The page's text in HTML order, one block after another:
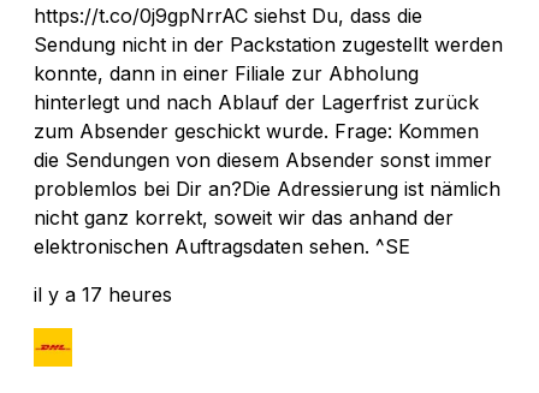
https://t.co/0j9gpNrrAC siehst Du, dass die
Sendung nicht in der Packstation zugestellt werden
konnte, dann in einer Filiale zur Abholung
hinterlegt und nach Ablauf der Lagerfrist zurück
zum Absender geschickt wurde. Frage: Kommen
die Sendungen von diesem Absender sonst immer
problemlos bei Dir an?Die Adressierung ist nämlich
nicht ganz korrekt, soweit wir das anhand der
elektronischen Auftragsdaten sehen. ^SE
il y a 17 heures